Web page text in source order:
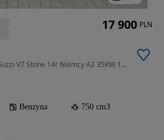
750 cm3 • 48 KM • Moto-Guzzi V7 Stone 14r Niemcy A2 35KW 17Tyś KM
Benzyna
750 cm3
17 900 PLN